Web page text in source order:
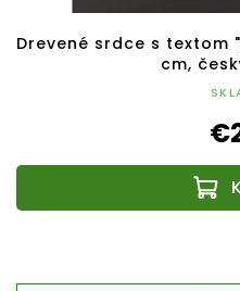
Drevené srdce s textom
cm,